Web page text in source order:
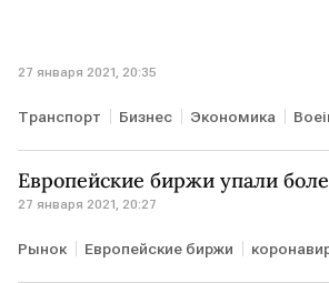
27 января 2021, 20:35
Транспорт Бизнес Экономика
Европейские биржи упали
27 января 2021, 20:27
Рынок Европейские биржи